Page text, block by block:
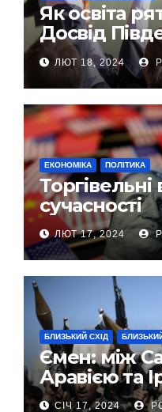
Як освіта
Досвід
приклад
ЛЮТ 18, 2024
ЕКОНОМІКА ПОЛІТИКА
Торгівельні
сучасності
ЛЮТ 17, 2024
БЛИЗЬКИЙ СХІД
Ємен: між
Аравією та
СІЧ 17, 2024